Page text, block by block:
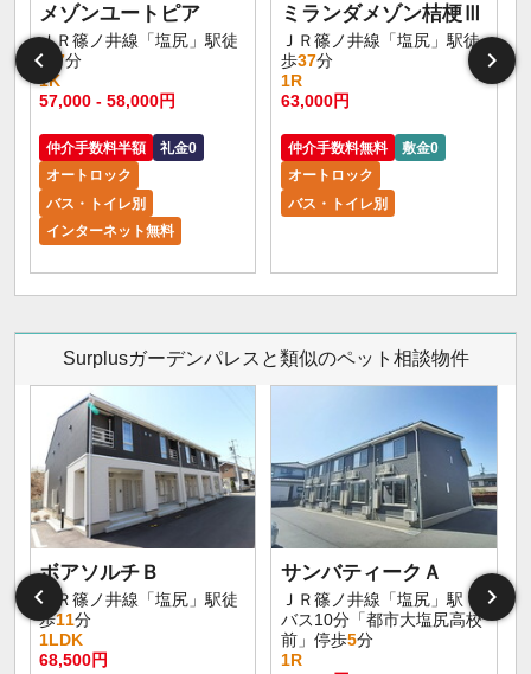
メゾンユートピア
ＪＲ篠ノ井線「塩尻」駅徒
歩
7分
1K
57,000 - 58,000円
仲介手数料半額
礼金0
オートロック
バス・トイレ別
インターネット無料
ミランダメゾン桔梗Ⅲ
ＪＲ篠ノ井線「塩尻」駅徒
歩37分
1R
63,000円
仲介手数料無料
敷金0
オートロック
バス・トイレ別
Surplusガーデンパレスと類似のペット相談物件
ボアソルチＢ
ＪＲ篠ノ井線「塩尻」駅徒
歩11分
1LDK
68,500円
サンバティークＡ
ＪＲ篠ノ井線「塩尻」駅
バス10分「都市大塩尻高校
前」停歩5分
1R